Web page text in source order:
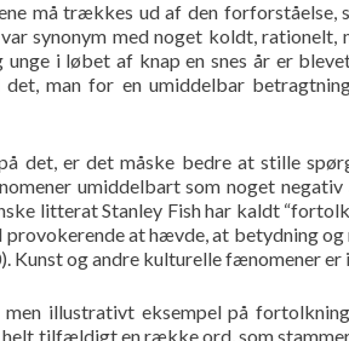
må trækkes ud af den forforståelse,
var synonym med noget koldt,
unge i løbet af knap en snes år er
det, man for en umiddelbar
det, er det måske bedre at stille
umiddelbart som noget
litterat Stanley Fish har kaldt
at hævde, at betydning
Kunst og andre kulturelle fænomener
men illustrativt eksempel på
tilfældigt en række ord, som